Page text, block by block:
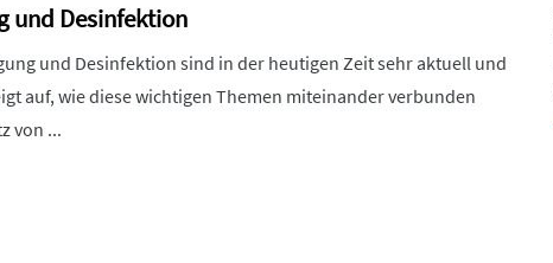
und Desinfektion
und Desinfektion sind in der heutigen Zeit sehr aktuell und
auf, wie diese wichtigen Themen miteinander verbunden
von ...